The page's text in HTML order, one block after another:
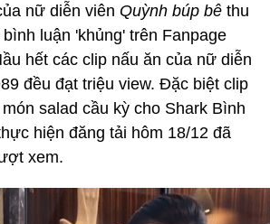
nữ diễn viên Quỳnh búp bê thu
luận 'khủng' trên Fanpage
hết các clip nấu ăn của nữ diễn
đều đạt triệu view. Đặc biệt clip
salad cầu kỳ cho Shark Bình
hiện đăng tải hôm 18/12 đã
xem.